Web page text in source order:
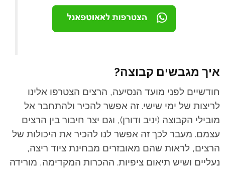
איך מגבשים קבוצה?
חודשיים לפני מועד הנסיעה, הרצים הצטרפו אלינו
לריצות של ימי שישי. זה אפשר להכיר ולהתחבר אל
מובילי הקבוצה (יניב ודורן), וגם יצר חיבור בין הרצים
עצמם. מעבר לכך זה אפשר לנו להכיר את היכולות של
הרצים, לראות שהם מאובזרים מבחינת ציוד ריצה,
נעליים ושיש תיאום ציפיות. ההכרות המקדימה, מורידה